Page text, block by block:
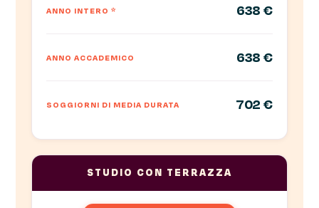
ANNO INTERO* 638 €
ANNO ACCADEMICO 638 €
SOGGIORNI DI MEDIA DURATA 702 €
STUDIO CON TERRAZZA